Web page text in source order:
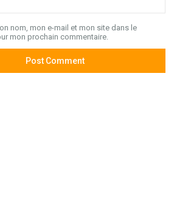
nom, mon e-mail et mon site dans le
mon prochain commentaire.